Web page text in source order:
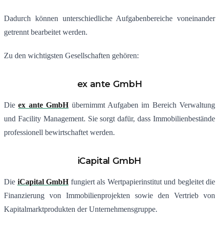
Dadurch können unterschiedliche Aufgabenbereiche voneinander
getrennt bearbeitet werden.
Zu den wichtigsten Gesellschaften gehören:
ex ante GmbH
Dieex ante GmbHübernimmt Aufgaben im Bereich Verwaltung
und Facility Management. Sie sorgt dafür, dass Immobilienbestände
professionell bewirtschaftet werden.
iCapital GmbH
Die iCapital GmbHfungiert als Wertpapierinstitut und begleitet die
Finanzierung von Immobilienprojekten sowie den Vertrieb von
Kapitalmarktprodukten der Unternehmensgruppe.